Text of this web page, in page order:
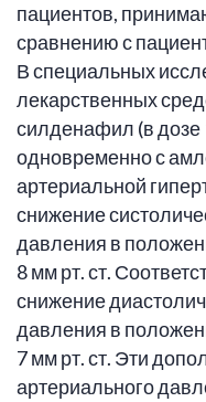
пациентов,
сравнению с
В специальных
лекарственных
силденафил (в дозе
одновременно с
артериальной
снижение
давления в
8 мм рт. ст.
снижение
давления в
7 мм рт. ст. Эти
артериального